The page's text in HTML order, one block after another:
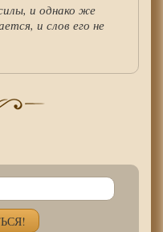
и однако же
и слов его не